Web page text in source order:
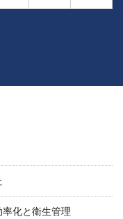
化と衛生管理